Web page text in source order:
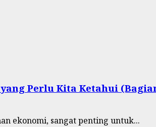
Perlu Kita Ketahui
ekonomi, sangat penting untuk...